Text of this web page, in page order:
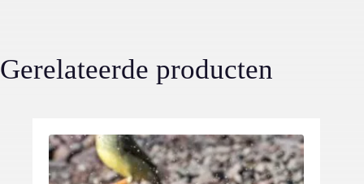
Gerelateerde producten